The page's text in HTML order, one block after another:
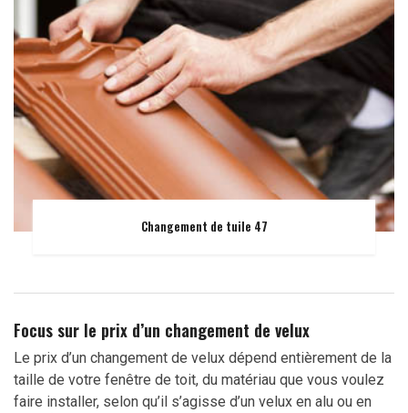
Changement de tuile 47
Focus sur le prix d’un changement de velux
Le prix d’un changement de velux dépend entièrement de la
taille de votre fenêtre de toit, du matériau que vous voulez
faire installer, selon qu’il s’agisse d’un velux en alu ou en